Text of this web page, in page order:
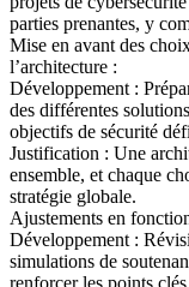
parties prenantes, y
Mise en avant des
l’architecture :
Développement :
des différentes
objectifs de sécurité
Justification : Une
ensemble, et chaque
stratégie globale.
Ajustements en
Développement :
simulations de